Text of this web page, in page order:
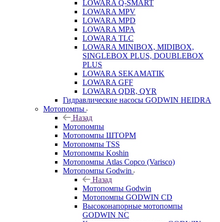
LOWARA Q-SMART
LOWARA MPV
LOWARA MPD
LOWARA MPA
LOWARA TLC
LOWARA MINIBOX, MIDIBOX,
SINGLEBOX PLUS, DOUBLEBOX
PLUS
LOWARA SEKAMATIK
LOWARA GFF
LOWARA QDR, QYR
Гидравлические насосы GODWIN HEIDRA
Мотопомпы
Назад
Мотопомпы
Мотопомпы ШТОРМ
Мотопомпы TSS
Мотопомпы Koshin
Мотопомпы Atlas Copco (Varisco)
Мотопомпы Godwin
Назад
Мотопомпы Godwin
Мотопомпы GODWIN CD
Высоконапорные мотопомпы
GODWIN NC